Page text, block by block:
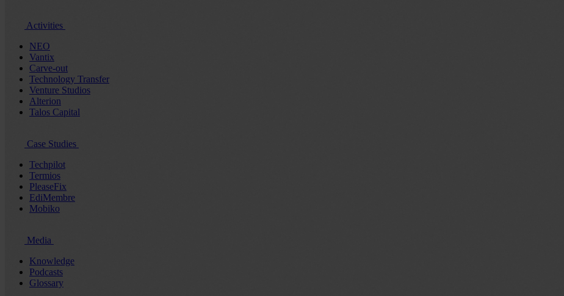
Activities
NEO
Vantix
Carve-out
Technology Transfer
Venture Studios
Alterion
Talos Capital
Case Studies
Techpilot
Termios
PleaseFix
EdiMembre
Mobiko
Media
Knowledge
Podcasts
Glossary